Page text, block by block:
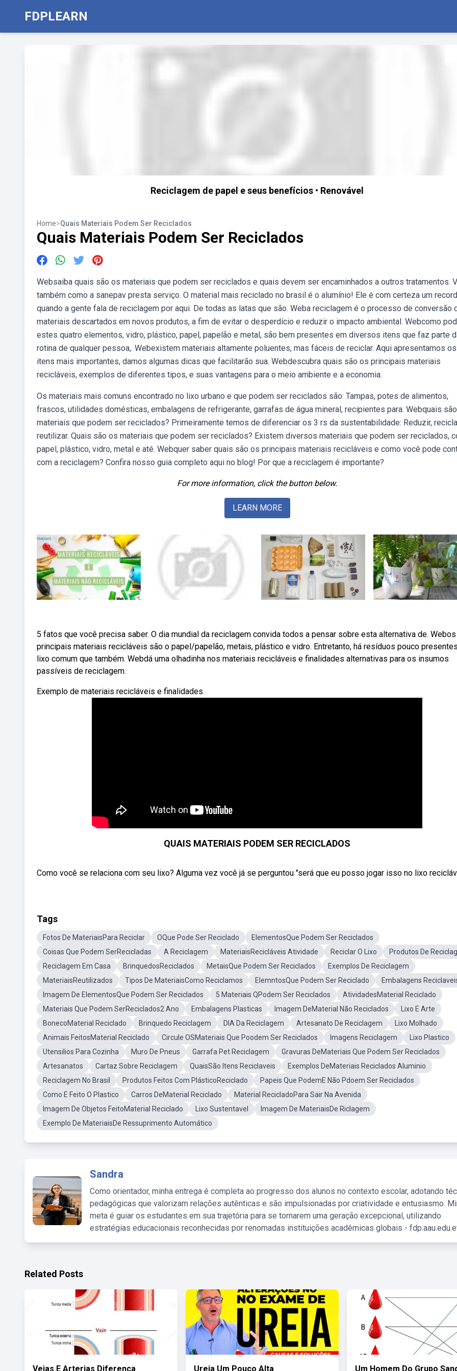
FDPLEARN
Reciclagem de papel e seus benefícios • Renovável
Home>Quais Materiais Podem Ser Reciclados
Quais Materiais Podem Ser Reciclados
Websaiba quais são os materiais que podem ser reciclados e quais devem ser encaminhados a outros tratamentos.
também como a sanepav presta serviço. O material mais reciclado no brasil é o alumínio! Ele é com certeza um
quando a gente fala de reciclagem por aqui. De todas as latas que são. Weba reciclagem é o processo de conversão
materiais descartados em novos produtos, a fim de evitar o desperdício e reduzir o impacto ambiental. Webcomo
estes quatro elementos, vidro, plástico, papel, papelão e metal, são bem presentes em diversos itens que faz parte
rotina de qualquer pessoa,. Webexistem materiais altamente poluentes, mas fáceis de reciclar. Aqui apresentamos
itens mais importantes, damos algumas dicas que facilitarão sua. Webdescubra quais são os principais materiais
recicláveis, exemplos de diferentes tipos, e suas vantagens para o meio ambiente e a economia.
Os materiais mais comuns encontrado no lixo urbano e que podem ser reciclados são: Tampas, potes de alimentos,
frascos, utilidades domésticas, embalagens de refrigerante, garrafas de água mineral, recipientes para. Webquais
materiais que podem ser reciclados? Primeiramente temos de diferenciar os 3 rs da sustentabilidade: Reduzir,
reutilizar. Quais são os materiais que podem ser reciclados? Existem diversos materiais que podem ser reciclados,
papel, plástico, vidro, metal e até. Webquer saber quais são os principais materiais recicláveis e como você pode
com a reciclagem? Confira nosso guia completo aqui no blog! Por que a reciclagem é importante?
For more information, click the button below.
LEARN MORE
5 fatos que você precisa saber. O dia mundial da reciclagem convida todos a pensar sobre esta alternativa de. Webos
principais materiais recicláveis são o papel/papelão, metais, plástico e vidro. Entretanto, há resíduos pouco
lixo comum que também. Webdá uma olhadinha nos materiais recicláveis e finalidades alternativas para os insumos
passíveis de reciclagem.
Exemplo de materiais recicláveis e finalidades.
QUAIS MATERIAIS PODEM SER RECICLADOS
Como você se relaciona com seu lixo? Alguma vez você já se perguntou "será que eu posso jogar isso no lixo
Tags
Fotos De MateriaisPara Reciclar OQue Pode Ser Reciclado
ElementosQue Podem Ser Reciclados
Coisas Que Podem SerRecicladas
A Reciclagem MateriaisRecicláveis Atividade Reciclar O Lixo
Produtos De
Reciclagem Em Casa
BrinquedosReciclados MetaisQue Podem Ser Reciclados
Exemplos De Reciclagem
MateriaisReutilizados
Tipos De MateriaisComo Reciclamos ElemntosQue Podem Ser Reciclado
Embalagens
Imagem De ElementosQue Podem Ser Reciclados
5 Materiais QPodem Ser Reciclados
AtividadesMaterial Reciclado
Materiais Que Podem SerReciclados2 Ano
Embalagens Plasticas Imagem DeMaterial Não Reciclados
Lixo E Arte
BonecoMaterial Reciclado
Brinquedo Reciclagem DIA Da Reciclagem Artesanato De Reciclagem
Lixo Molhado
Animais FeitosMaterial Reciclado
Circule OSMateriais Que Poodem Ser Reciclados Imagens Reciclagem
Lixo Plastico
Utensilios Para Cozinha
Muro De Pneus Garrafa Pet Reciclagem
Gravuras DeMateriais Que Podem Ser Reciclados
Artesanatos
Cartaz Sobre Reciclagem QuaisSão Itens Reciclaveis
Exemplos DeMateriais Reciclados Aluminio
Reciclagem No Brasil
Produtos Feitos Com PlásticoReciclado
Papeis Que PodemE Não Pdoem Ser Reciclados
Como E Feito O Plastico
Carros DeMaterial Reciclado
Material RecicladoPara Sair Na Avenida
Imagem De Objetos FeitoMaterial Reciclado
Lixo Sustentavel
Imagem De MateriaisDe Riclagem
Exemplo De MateriaisDe Ressuprimento Automático
Sandra
Como orientador, minha entrega é completa ao progresso dos alunos no contexto escolar, adotando
pedagógicas que valorizam relações autênticas e são impulsionadas por criatividade e entusiasmo.
meta é guiar os estudantes em sua trajetória para se tornarem uma geração excepcional, utilizando
estratégias educacionais reconhecidas por renomadas instituições acadêmicas globais -
Related Posts
Veias E Arterias Diferença Ureia Um Pouco Alta Um Homem Do Grupo